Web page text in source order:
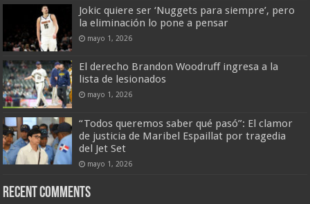
Jokic quiere ser ‘Nuggets para siempre’, pero
la eliminación lo pone a pensar
mayo 1, 2026
El derecho Brandon Woodruff ingresa a la
lista de lesionados
mayo 1, 2026
“Todos queremos saber qué pasó”: El clamor
de justicia de Maribel Espaillat por tragedia
del Jet Set
mayo 1, 2026
Recent Comments